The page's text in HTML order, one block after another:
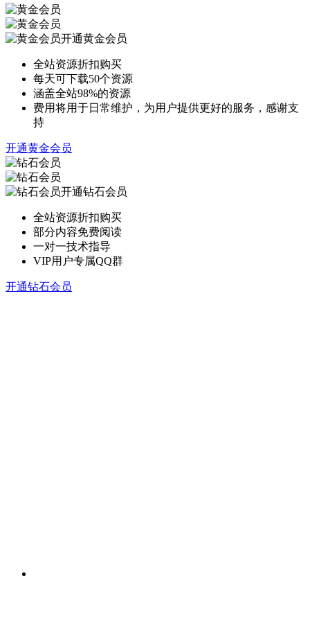
开通黄金会员
全站资源折扣购买
每天可下载50个资源
涵盖全站98%的资源
费用将用于日常维护，为用户提供更好的服务，感谢支
持
开通黄金会员
开通钻石会员
全站资源折扣购买
部分内容免费阅读
一对一技术指导
VIP用户专属QQ群
开通钻石会员